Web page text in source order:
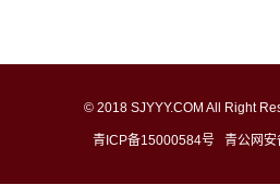
© 2018 SJYYY.COM All Right
青ICP备15000584号 青公网